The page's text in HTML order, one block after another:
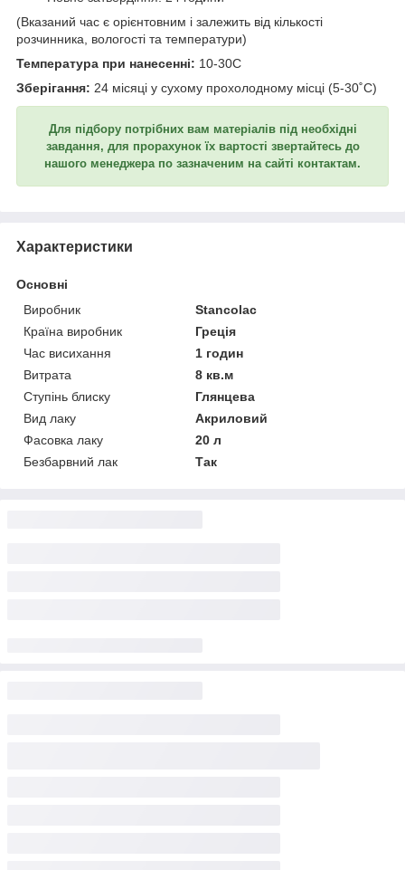
(Вказаний час є орієнтовним і залежить від кількості
розчинника, вологості та температури)
Температура при нанесенні: 10-30С
Зберігання: 24 місяці у сухому прохолодному місці (5-30˚C)
Для підбору потрібних вам матеріалів під необхідні
завдання, для прорахунок їх вартості звертайтесь до
нашого менеджера по зазначеним на сайті контактам.
Характеристики
Основні
Виробник
Stancolac
Країна виробник
Греція
Час висихання
1 годин
Витрата
8 кв.м
Ступінь блиску
Глянцева
Вид лаку
Акриловий
Фасовка лаку
20 л
Безбарвний лак
Так